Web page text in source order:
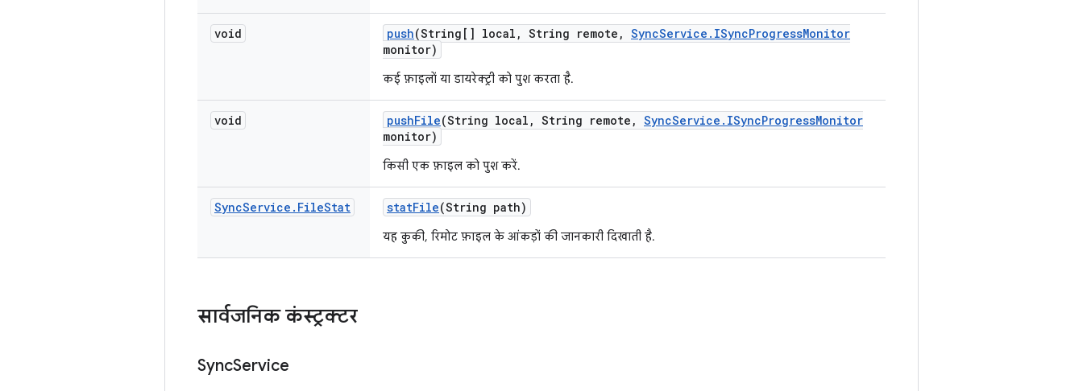
void push(String[] local , String remote , SyncService . ISyncProgressMonitor
monitor)
कई फ़ाइलों या डायरेक्ट्री को पुश करता है.
void pushFile(String local , String remote , SyncService . ISyncProgressMonitor
monitor)
किसी एक फ़ाइल को पुश करें.
SyncService . FileStat statFile(String path)
यह कुकी, रिमोट फ़ाइल के आंकड़ों की जानकारी दिखाती है.
सार्वजनिक कंस्ट्रक्टर
SyncService